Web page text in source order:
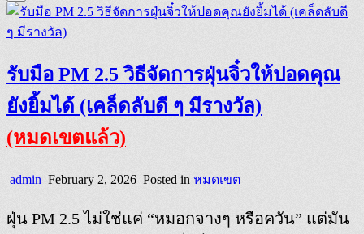
รับมือ PM 2.5 วิธีจัดการฝุ่นจิ๋วให้ปอดคุณ
ยังยิ้มได้ (เคล็ดลับดี ๆ มีรางวัล)
(หมดเขตแล้ว)
admin February 2, 2026 Posted in หมดเขต
ฝุ่น PM 2.5 ไม่ใช่แค่ “หมอกจางๆ หรือควัน” แต่มัน